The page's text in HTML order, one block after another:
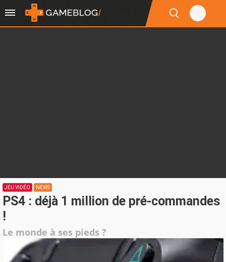
JEU VIDÉO NEWS
PS4 : déjà 1 million de pré-commandes
!
Le monde à ses pieds ?